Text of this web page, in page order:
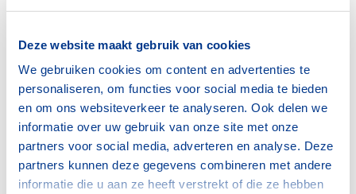
Deze website maakt gebruik van cookies
We gebruiken cookies om content en advertenties te
personaliseren, om functies voor social media te bieden
en om ons websiteverkeer te analyseren. Ook delen we
informatie over uw gebruik van onze site met onze
partners voor social media, adverteren en analyse. Deze
partners kunnen deze gegevens combineren met andere
informatie die u aan ze heeft verstrekt of die ze hebben
BOSA-regeling 2026 opent
15 december 2025
Bonden
Voorop in duurzaamheid: hoe
de NKBV koers houdt in een
veranderend klimaat
3 december 2025